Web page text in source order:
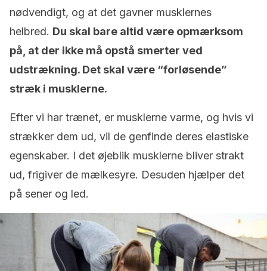
nødvendigt, og at det gavner musklernes
helbred. Du skal bare altid være opmærksom
på, at der ikke må opstå smerter ved
udstrækning. Det skal være “forløsende”
stræk i musklerne.
Efter vi har trænet, er musklerne varme, og hvis vi
strækker dem ud, vil de genfinde deres elastiske
egenskaber. I det øjeblik musklerne bliver strakt
ud, frigiver de mælkesyre. Desuden hjælper det
på sener og led.